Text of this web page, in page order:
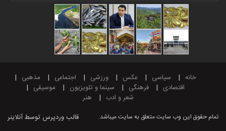
خانه سیاسی عکس ورزشی اجتماعی
مذهبی
اقتصادی
فرهنگی سینما و تلویزیون
موسیقی
شعر و ادب
هنر
قالب وردپرس توسط آنلاینر تمام حقوق این وب سایت متعلق به سایت میباشد.